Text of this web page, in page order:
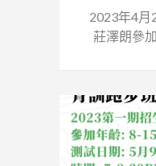
2023年4月
莊澤朗參